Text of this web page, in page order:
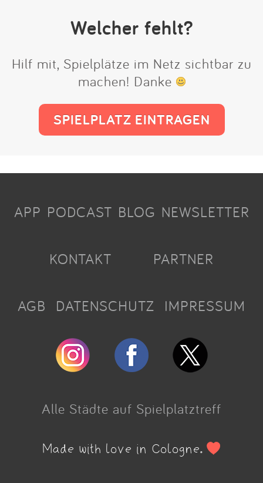
Welcher fehlt?
Hilf mit, Spielplätze im Netz sichtbar zu
machen! Danke
SPIELPLATZ EINTRAGEN
APP PODCAST BLOG NEWSLETTER
KONTAKT PARTNER
AGB DATENSCHUTZ IMPRESSUM
Alle Städte auf Spielplatztreff
Made with love in Cologne.